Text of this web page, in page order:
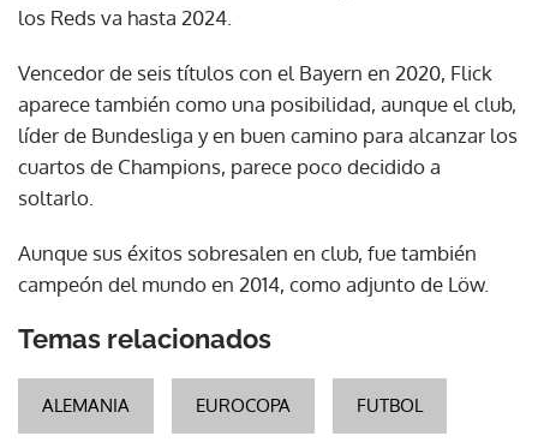
los Reds va hasta 2024.
Vencedor de seis títulos con el Bayern en 2020, Flick
aparece también como una posibilidad, aunque el club,
líder de Bundesliga y en buen camino para alcanzar los
cuartos de Champions, parece poco decidido a
soltarlo.
Aunque sus éxitos sobresalen en club, fue también
campeón del mundo en 2014, como adjunto de Löw.
Temas relacionados
ALEMANIA EUROCOPA FUTBOL